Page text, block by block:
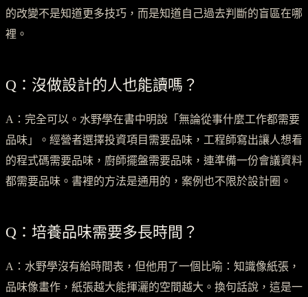
的改變不是知道更多技巧，而是知道自己過去判斷的盲區在哪
裡。
Q：沒做設計的人也能讀嗎？
A：完全可以。水野學在書中明說「無論從事什麼工作都需要
品味」。經營者選擇投資項目需要品味，工程師寫出讓人想看
的程式碼需要品味，廚師擺盤需要品味，連準備一份會議資料
都需要品味。書裡的方法是通用的，案例也不限於設計圈。
Q：培養品味需要多長時間？
A：水野學沒有給時間表，但他用了一個比喻：知識像紙張，
品味像畫作，紙張越大能揮灑的空間越大。換句話說，這是一